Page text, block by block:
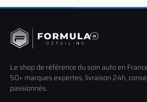
Le shop de référence du soin auto en
50+ marques expertes, livraison 24h,
passionnés.